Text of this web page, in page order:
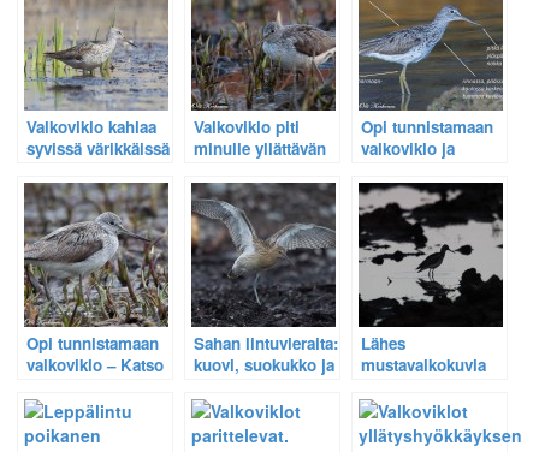
Valkoviklo kahlaa
syvissä värikkäissä
Valkoviklo piti
minulle yllättävän
tunnistamaan
valkoviklon äänet
HD videolta.
Opi tunnistamaan
valkoviklo ja
tunnistuskuvat
Opi tunnistamaan
valkoviklo – Katso
kahlaajan
iltaruokailusta
Sahan lintuvieraita:
kuovi, suokukko ja
Lähes
mustavalkokuvia